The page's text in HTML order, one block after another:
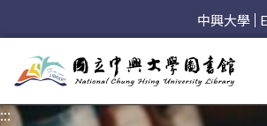
中興大學
:::